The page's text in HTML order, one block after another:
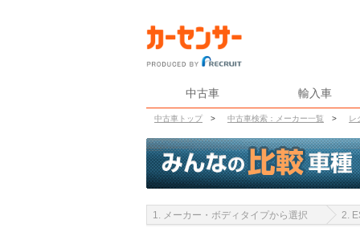
中古車 輸入車
中古車トップ > 中古車検索：メーカー一覧 > レ
1. メーカー・ボディタイプから選択 2.